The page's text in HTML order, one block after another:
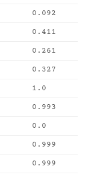
0.092
0.411
0.261
0.327
1.0
0.993
0.0
0.999
0.999